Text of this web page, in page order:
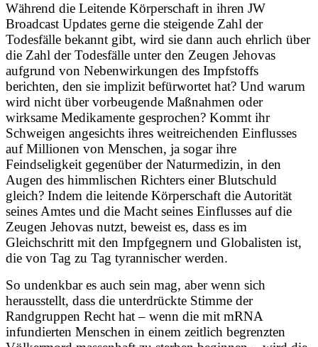
Während die Leitende Körperschaft in ihren JW
Broadcast Updates gerne die steigende Zahl der
Todesfälle bekannt gibt, wird sie dann auch ehrlich über
die Zahl der Todesfälle unter den Zeugen Jehovas
aufgrund von Nebenwirkungen des Impfstoffs
berichten, den sie implizit befürwortet hat? Und warum
wird nicht über vorbeugende Maßnahmen oder
wirksame Medikamente gesprochen? Kommt ihr
Schweigen angesichts ihres weitreichenden Einflusses
auf Millionen von Menschen, ja sogar ihre
Feindseligkeit gegenüber der Naturmedizin, in den
Augen des himmlischen Richters einer Blutschuld
gleich? Indem die leitende Körperschaft die Autorität
seines Amtes und die Macht seines Einflusses auf die
Zeugen Jehovas nutzt, beweist es, dass es im
Gleichschritt mit den Impfgegnern und Globalisten ist,
die von Tag zu Tag tyrannischer werden.
So undenkbar es auch sein mag, aber wenn sich
herausstellt, dass die unterdrückte Stimme der
Randgruppen Recht hat – wenn die mit mRNA
infundierten Menschen in einem zeitlich begrenzten